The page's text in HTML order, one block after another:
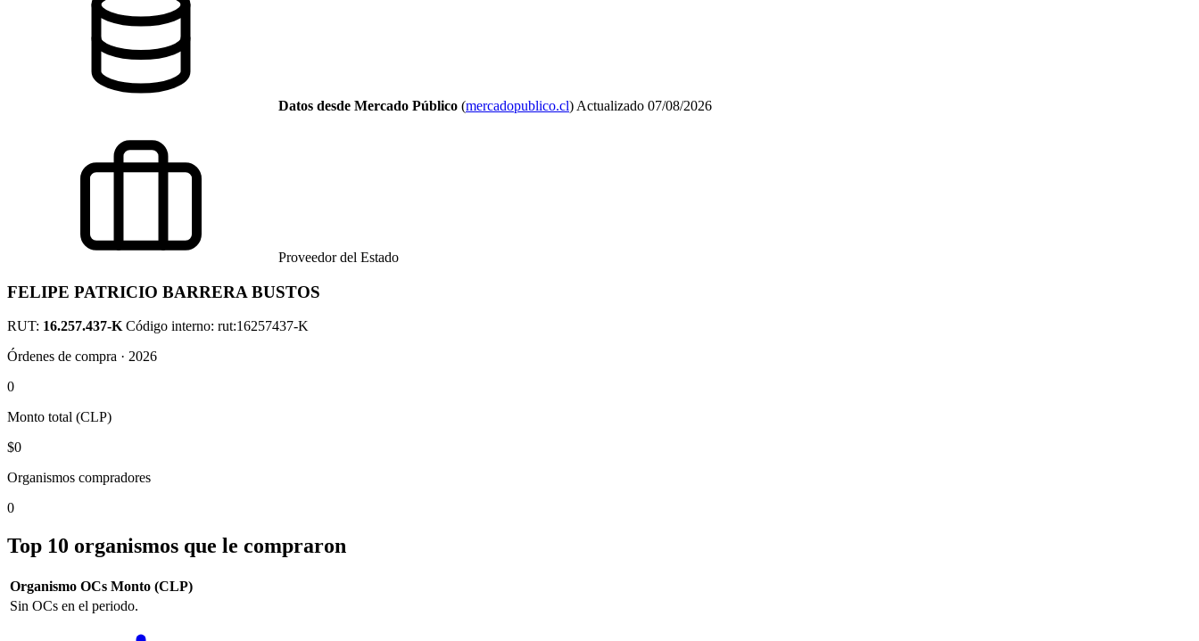
Datos desde Mercado Público (mercadopublico.cl) Actualizado 07/08/2026
Proveedor del Estado
FELIPE PATRICIO BARRERA BUSTOS
RUT: 16.257.437-K Código interno: rut:16257437-K
Órdenes de compra · 2026
0
Monto total (CLP)
$0
Organismos compradores
0
Top 10 organismos que le compraron
Organismo OCs Monto (CLP)
Sin OCs en el periodo.